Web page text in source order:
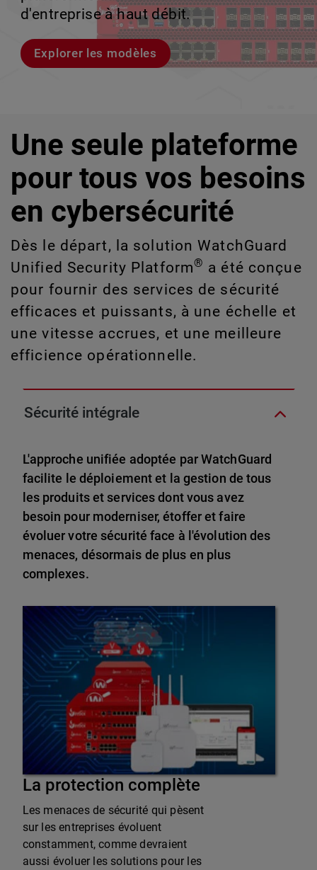
d'entreprise à haut débit.
Explorer les modèles
de l'information que vous ne pouvez pas
détecter ou gérer manuellement à grande
échelle.
équipe puisse évoluer sans interruption.
Voici Rai
croissance évolutive.
Découvrez WatchGuard EDR
Une seule plateforme
pour tous vos besoins
en cybersécurité
Dès le départ, la solution WatchGuard
Unified Security Platform® a été conçue
pour fournir des services de sécurité
efficaces et puissants, à une échelle et
une vitesse accrues, et une meilleure
efficience opérationnelle.
Sécurité intégrale
L'approche unifiée adoptée par WatchGuard
facilite le déploiement et la gestion de tous
les produits et services dont vous avez
besoin pour moderniser, étoffer et faire
évoluer votre sécurité face à l'évolution des
menaces, désormais de plus en plus
complexes.
La protection complète
Les menaces de sécurité qui pèsent
sur les entreprises évoluent
constamment, comme devraient
aussi évoluer les solutions pour les